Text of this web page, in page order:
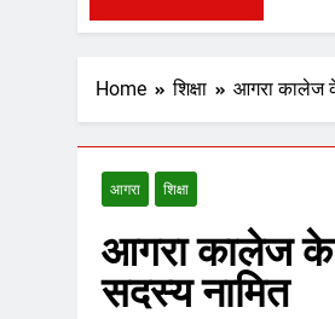
Home शिक्षा आगरा कालेज
आगरा शिक्षा
आगरा कालेज के
सदस्य नामित